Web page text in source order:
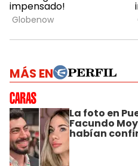
MÁS EN
La foto en
Facundo
habían